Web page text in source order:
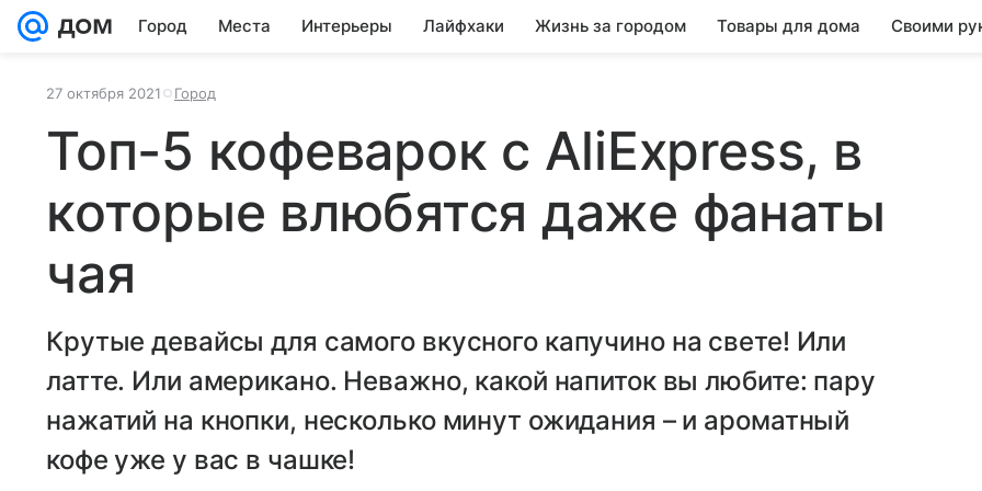
Город Места Интерьеры Лайфхаки Жизнь за городом Товары для дома Своими
27 октября 2021 Город
Топ-5 кофеварок с AliExpress, в
которые влюбятся даже фанаты
чая
Крутые девайсы для самого вкусного капучино на свете! Или
латте. Или американо. Неважно, какой напиток вы любите: пару
нажатий на кнопки, несколько минут ожидания – и ароматный
кофе уже у вас в чашке!